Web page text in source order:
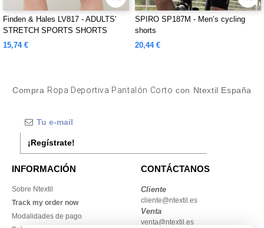
Finden & Hales LV817 - ADULTS'
STRETCH SPORTS SHORTS
15,74 €
SPIRO SP187M - Men’s cycling
shorts
20,44 €
Compra Ropa Deportiva Pantalón Corto con Ntextil España
¡Regístrate!
INFORMACIÓN
Sobre Ntextil
Track my order now
Modalidades de pago
CONTÁCTANOS
Cliente
cliente@ntextil.es
Venta
venta@ntextil.es